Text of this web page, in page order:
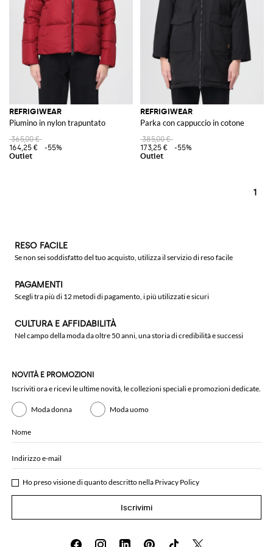
Scoprite la collezione RefrigiWear su GIGLIO.COM e arricchite il vostro
guardaroba invernale con capi che fondono eleganza e funzionalità,
disponibili ora nel nostro store online.
Vedi tutto
REFRIGIWEAR
REFRIGIWEAR
Piumino in nylon trapuntato
365,00 €
164,25 €
-55%
REFRIGIWEAR
Parka con cappuccio in cotone
385,00 €
173,25 €
-55%
1
RESO FACILE
Se non sei soddisfatto del tuo acquisto, utilizza il servizio di reso facile
PAGAMENTI
Scegli tra più di 12 metodi di pagamento, i più utilizzati e sicuri
CULTURA E AFFIDABILITÀ
Nel campo della moda da oltre 50 anni, una storia di credibilità e successi
NOVITÀ E PROMOZIONI
Iscriviti ora e ricevi le ultime novità, le collezioni speciali e promozioni dedicate.
Moda donna Moda uomo
Nome
Indirizzo e-mail
Ho preso visione di quanto descritto nella Privacy Policy
Iscrivimi